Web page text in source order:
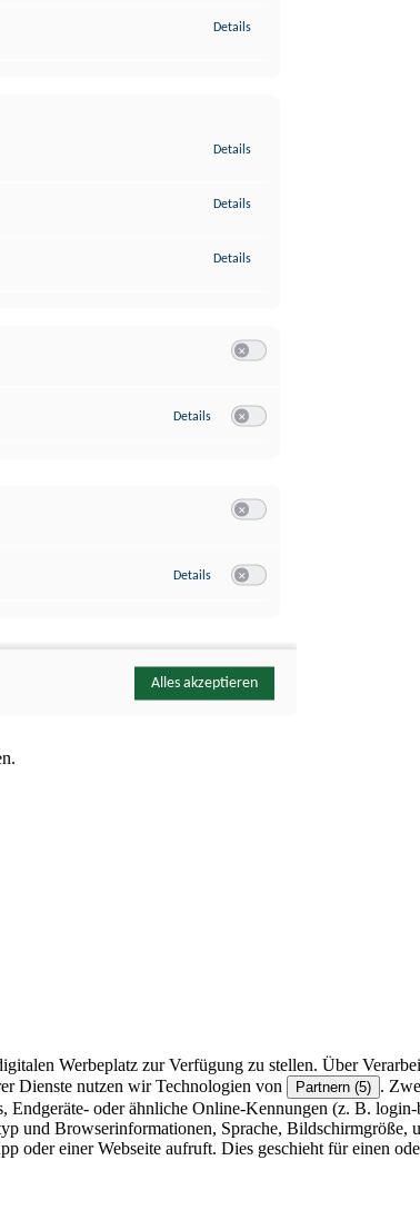
Werbeplatz zur Verfügung zu stellen. Über
Dienste nutzen wir Technologien von Partnern (5) .
oder ähnliche Online-Kennungen (z. B. login-
und Browserinformationen, Sprache, Bildschirmgröße,
oder einer Webseite aufruft. Dies geschieht für einen
Details
Details
Details
Details
Details zu Google Analytics
Details zu YouTube
Alles akzeptieren